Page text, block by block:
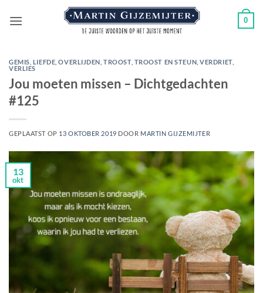
naar
0
GEMIS LIEFDE ,OVERLIJDEN ,TROOST, TROOST EN STEUN ,VERDRIET,
VERLIES
Jou moeten missen – Dichtgedachten
#125
GEPLAATST OP 13 OKTOBER 2019 DOOR MARTIN GIJZEMIJTER
13
okt